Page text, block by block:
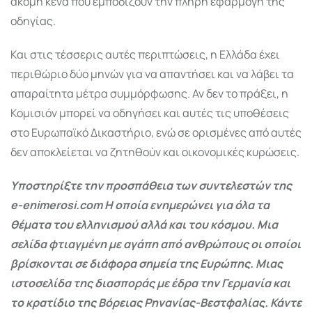
οδηγίας.
Και στις τέσσερις αυτές περιπτώσεις, η Ελλάδα έχει
περιθώριο δύο μηνών για να απαντήσει και να λάβει τα
απαραίτητα μέτρα συμμόρφωσης. Αν δεν το πράξει, η
Κομισιόν μπορεί να οδηγήσει και αυτές τις υποθέσεις
στο Ευρωπαϊκό Δικαστήριο, ενώ σε ορισμένες από αυτές
δεν αποκλείεται να ζητηθούν και οικονομικές κυρώσεις.
Υποστηρίξτε την προσπάθεια των συντελεστών της
e-enimerosi.com Η οποία ενημερώνει για όλα τα
θέματα του ελληνισμού αλλά και του κόσμου. Μια
σελίδα φτιαγμένη με αγάπη από ανθρώπους οι οποίοι
βρίσκονται σε διάφορα σημεία της Ευρώπης. Μιας
ιστοσελίδα της διασποράς με έδρα την Γερμανία και
το κρατίδιο της Βόρειας Ρηνανίας-Βεστφαλίας. Κάντε